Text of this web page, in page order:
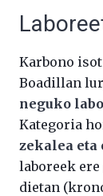
Karbono
Boadillan
neguko
Kategoria
zekalea eta
laboreek
dietan